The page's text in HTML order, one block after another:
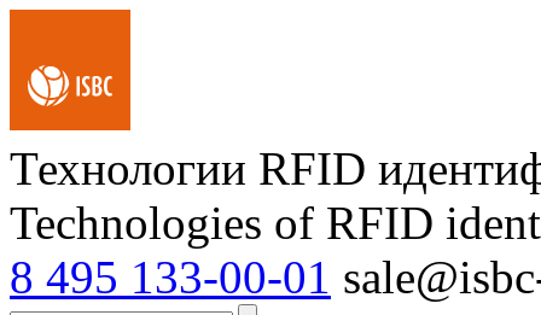
Технологии RFID
Technologies of RFID
8 495 133-00-01